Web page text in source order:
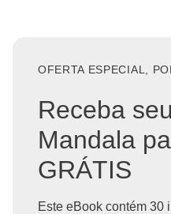
OFERTA ESPECIAL,
Receba
Mandala
GRÁTIS
Este eBook contém 30